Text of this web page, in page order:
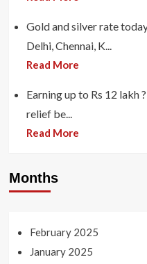
Gold and silver rate
Delhi, Chennai, K...
Read More
Earning up to Rs 12 lakh
relief be...
Read More
Months
February 2025
January 2025